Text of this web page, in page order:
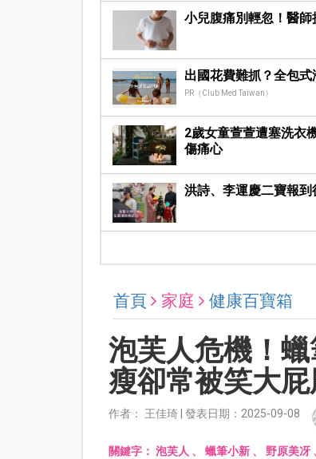
小兒腹痛別輕忽！醫
出國花費難抓？全包
PR（Club Med Taiwan）
2歲女童萱萱遭塞洗衣
傷痛心
洪詩、李運慶二寶報
首頁 家庭 健康百寶箱
泡芙人危機！
瘦卻常被笑大屁
作者： 王佳琦 | 發表日期：2025-09-08
關鍵字：泡芙人 、蠟筆小新 、 野原美冴